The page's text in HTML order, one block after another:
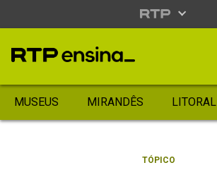
MUSEUS MIRANDÊS LITORAL
TÓPICO